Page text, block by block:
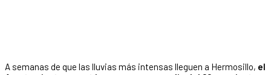
A semanas de que las lluvias más intensas lleguen a Hermosillo, el